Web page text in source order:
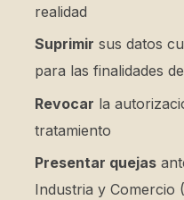
realidad
Suprimir sus datos
para las finalidades
Revocar la
tratamiento
Presentar quejas
Industria y Comercio